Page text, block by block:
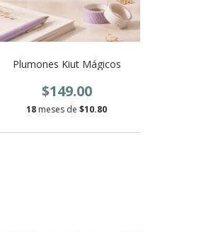
Plumones Kiut Mágicos
$149.00
18 meses de$10.80